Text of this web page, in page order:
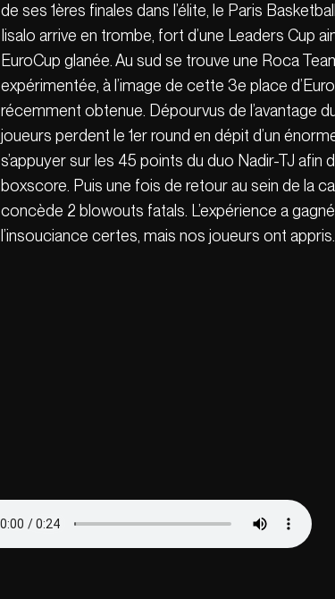
de ses 1ères finales dans l’élite, le Paris
Iisalo arrive en trombe, fort d’une Leaders Cup
EuroCup glanée. Au sud se trouve une Roca
expérimentée, à l’image de cette 3e place
récemment obtenue. Dépourvus de l’avantage
joueurs perdent le 1er round en dépit d’un
s’appuyer sur les 45 points du duo Nadir-TJ afin
boxscore. Puis une fois de retour au sein de la
concède 2 blowouts fatals. L’expérience a
l’insouciance certes, mais nos joueurs ont appris.